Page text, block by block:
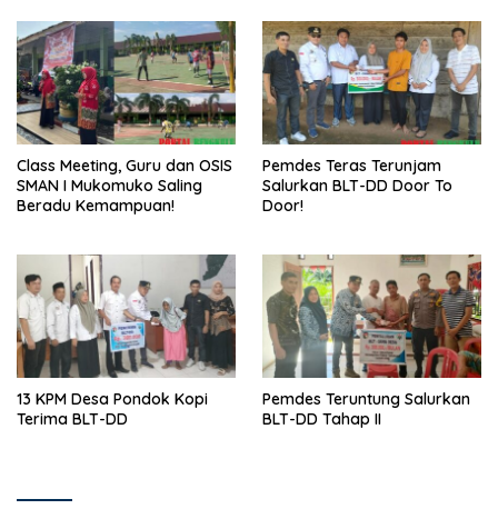
Class Meeting, Guru dan OSIS
SMAN I Mukomuko Saling
Beradu Kemampuan!
Pemdes Teras Terunjam
Salurkan BLT-DD Door To
Door!
13 KPM Desa Pondok Kopi
Terima BLT-DD
Pemdes Teruntung Salurkan
BLT-DD Tahap II